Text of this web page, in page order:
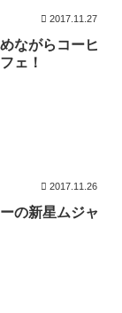
2017.11.27
ながらコーヒ
ェ！
2017.11.26
の新星ムジャ